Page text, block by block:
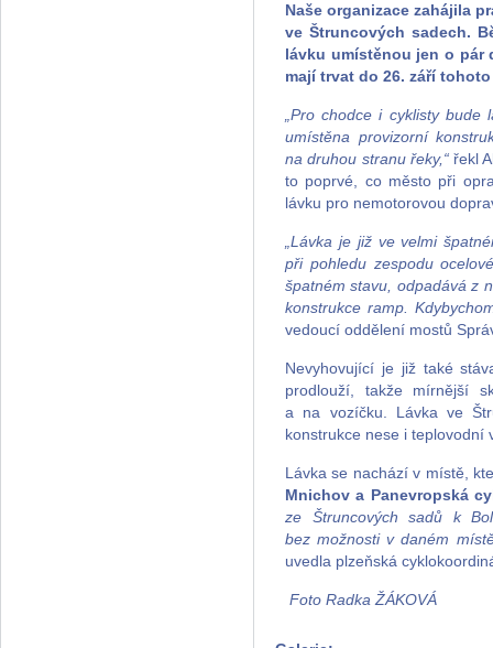
Naše organizace zahájila
ve Štruncových sadech.
lávku umístěnou jen o pár
mají trvat do 26. září
„Pro chodce i cyklisty
umístěna provizorní
na druhou stranu řeky,“řekl
to poprvé, co město při
lávku pro nemotorovou
„Lávka je již ve velmi
při pohledu zespodu
špatném stavu, odpadává z
konstrukce ramp.
vedoucí oddělení mostů
Nevyhovující je již také
prodlouží, takže mírnější
a na vozíčku. Lávka ve
konstrukce nese i teplovodní
Lávka se nachází v místě,
Mnichov a Panevropská
ze Štruncových sadů k
bez možnosti v daném
uvedla plzeňská
Foto Radka ŽÁKOVÁ